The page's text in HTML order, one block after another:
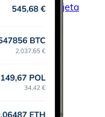
con tarjeta